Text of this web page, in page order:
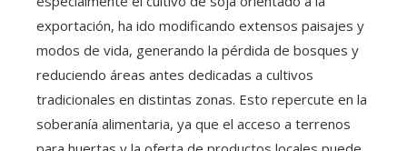
exportación, ha ido modificando extensos paisajes y
modos de vida, generando la pérdida de bosques y
reduciendo áreas antes dedicadas a cultivos
tradicionales en distintas zonas. Esto repercute en la
soberanía alimentaria, ya que el acceso a terrenos